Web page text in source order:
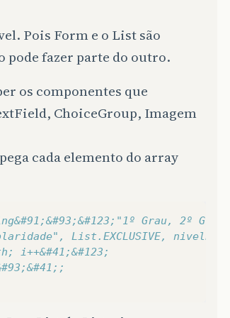
Pois Form e o List são
pode fazer parte do outro.
os componentes que
ChoiceGroup, Imagem
cada elemento do array
Grau, 2º
List.EXCLUSIVE,